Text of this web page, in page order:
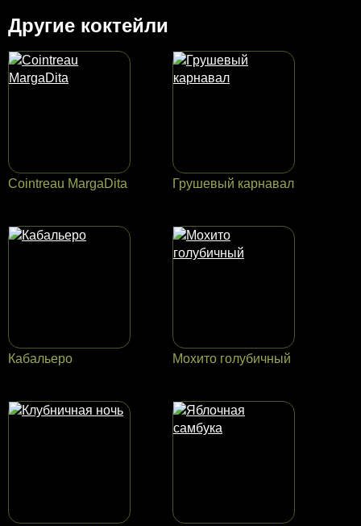
Другие коктейли
Cointreau MargaDita Грушевый карнавал
Кабальеро Мохито голубичный